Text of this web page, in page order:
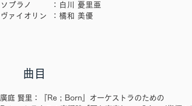
ソプラノ
​ヴァイオリン
：白川 憂里亜
​：橘和 美優
曲目
廣庭 賢里：『Re ; Born』オーケストラのための